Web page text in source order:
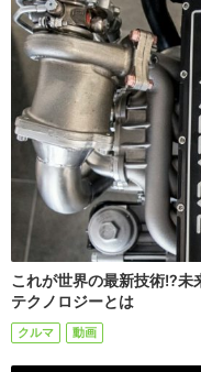
これが世界の最新技術!?
テクノロジーとは
クルマ 動画